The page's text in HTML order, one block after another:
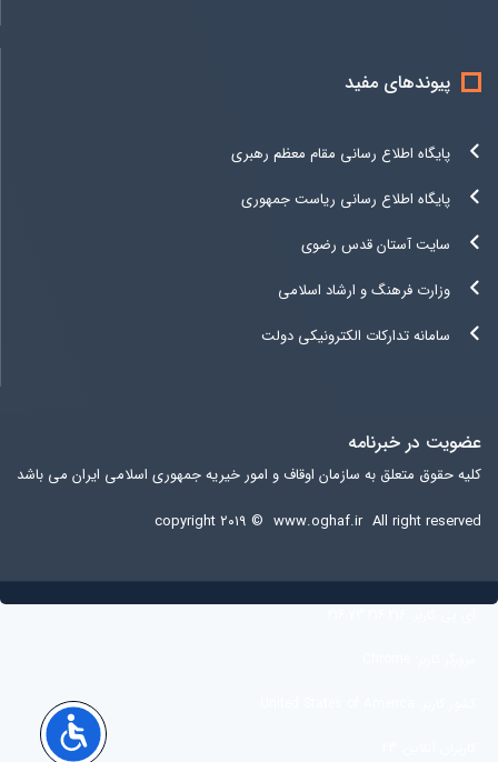
پیوندهای مفید
پایگاه اطلاع رسانی مقام معظم رهبری
پایگاه اطلاع رسانی ریاست جمهوری
سایت آستان قدس رضوی
وزارت فرهنگ و ارشاد اسلامی
سامانه تدارکات الکترونیکی دولت
عضویت در خبرنامه
کلیه حقوق متعلق به سازمان اوقاف و امور خیریه جمهوری اسلامی ایران می باشد
copyright ۲۰۱۹ © www.oghaf.ir All right reserved